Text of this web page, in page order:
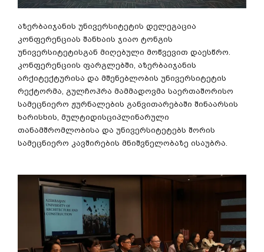
აზერბაიჯანის უნივერსიტეტის დელეგაცია
კონფერენციას შანხაის ჯიაო ტონგის
უნივერსიტეტისგან მიღებული მოწვევით დაესწრო.
კონფერენციის ფარგლებში, აზერბაიჯანის
არქიტექტურისა და მშენებლობის უნივერსიტეტის
რექტორმა, გულჩოჰრა მამმადოვმა საერთაშორისო
სამეცნიერო ჟურნალების განვითარებაში შინაარსის
ხარისხის, მულტიდისციპლინარული
თანამშრომლობისა და უნივერსიტეტებს შორის
სამეცნიერო კავშირების მნიშვნელობაზე ისაუბრა.